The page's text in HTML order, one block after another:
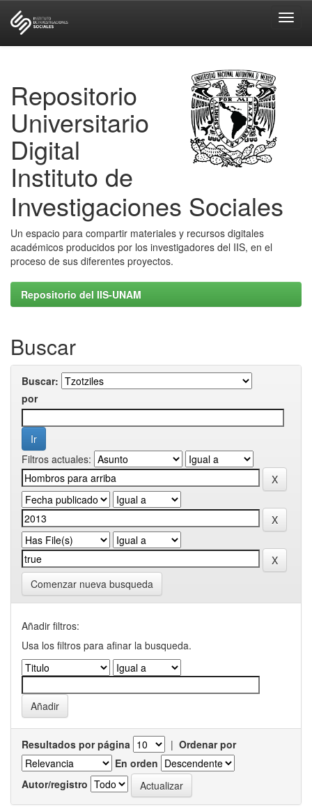
Repositorio
Universitario
Digital
Instituto de
Investigaciones Sociales
Un espacio para compartir materiales y recursos digitales
académicos producidos por los investigadores del IIS, en el
proceso de sus diferentes proyectos.
Repositorio del IIS-UNAM
Buscar
Buscar:
por
Filtros actuales:
Comenzar nueva busqueda
Añadir filtros:
Usa los filtros para afinar la busqueda.
Resultados por página | Ordenar por
En orden
Autor/registro